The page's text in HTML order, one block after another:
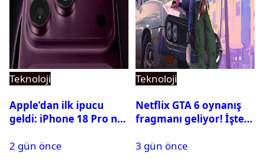
Teknoloji
Apple’dan ilk ipucu
geldi: iPhone 18 Pro ne
2 gün önce
Teknoloji
Netflix GTA 6 oynanış
fragmanı geliyor! İşte
3 gün önce